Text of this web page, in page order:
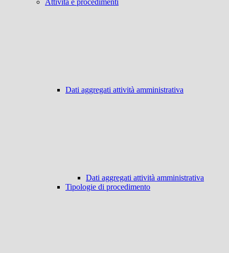
Attività e procedimenti
Dati aggregati attività amministrativa
Dati aggregati attività amministrativa
Tipologie di procedimento